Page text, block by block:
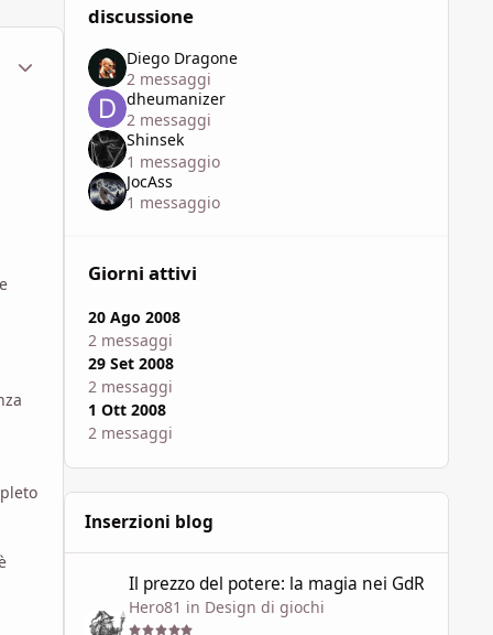
Statistiche Autore
discussione
Diego Dragone
2 messaggi
dheumanizer
2 messaggi
Shinsek
1 messaggio
JocAss
1 messaggio
Giorni attivi
20 Ago 2008
2 messaggi
29 Set 2008
2 messaggi
1 Ott 2008
2 messaggi
Inserzioni blog
Il prezzo del potere: la magia nei GdR
Hero81 in Design di giochi